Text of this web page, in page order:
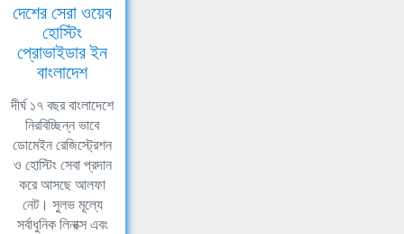
দেশের সেরা ওয়েব
হোস্টিং
প্রোভাইডার ইন
বাংলাদেশ
দীর্ঘ ১৭ বছর বাংলাদেশে
নিরবিচ্ছিন্ন ভাবে
ডোমেইন রেজিস্ট্রেশন
ও হোস্টিং সেবা প্রদান
করে আসছে আলফা
নেট। সুলভ মূল্যে
সর্বাধুনিক লিনাক্স এবং